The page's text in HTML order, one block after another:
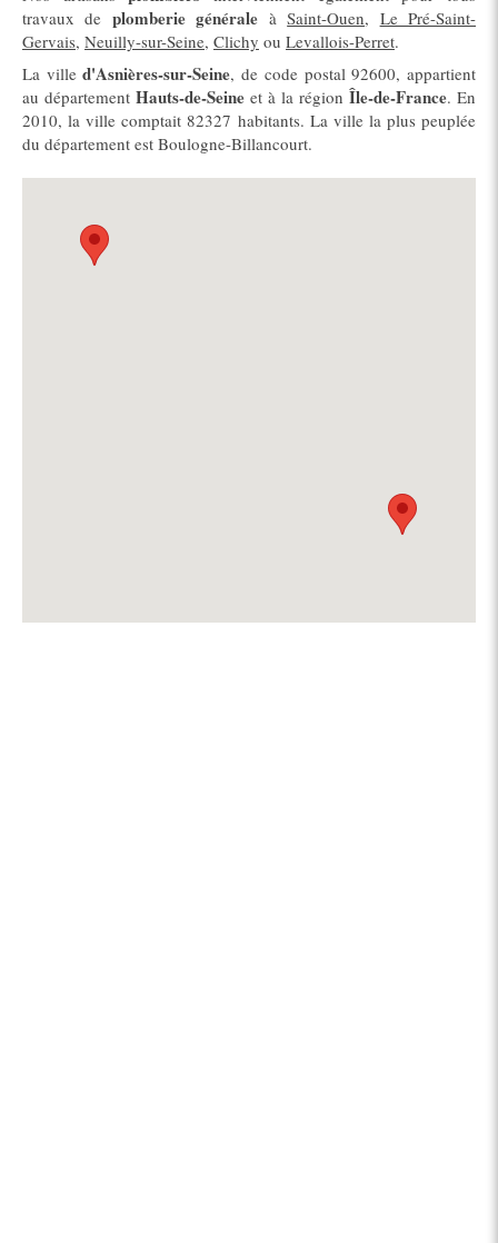
travaux de plomberie générale àSaint-Ouen, Le Pré-Saint-
Gervais, Neuilly-sur-Seine, Clichy ou Levallois-Perret.
La villed'Asnières-sur-Seine, de code postal 92600, appartient
au département Hauts-de-Seine et à la région Île-de-France. En
2010, la ville comptait 82327 habitants. La ville la plus peuplée
du département est Boulogne-Billancourt.